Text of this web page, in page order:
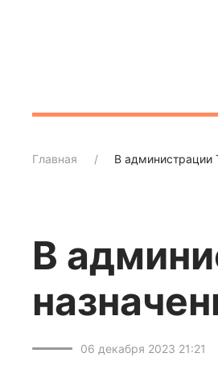
Главная В администрации
В
06 декабря 2023 21:21